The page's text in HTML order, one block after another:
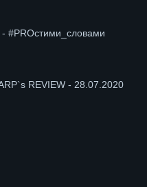
#PROстими_словами
REVIEW - 28.07.2020